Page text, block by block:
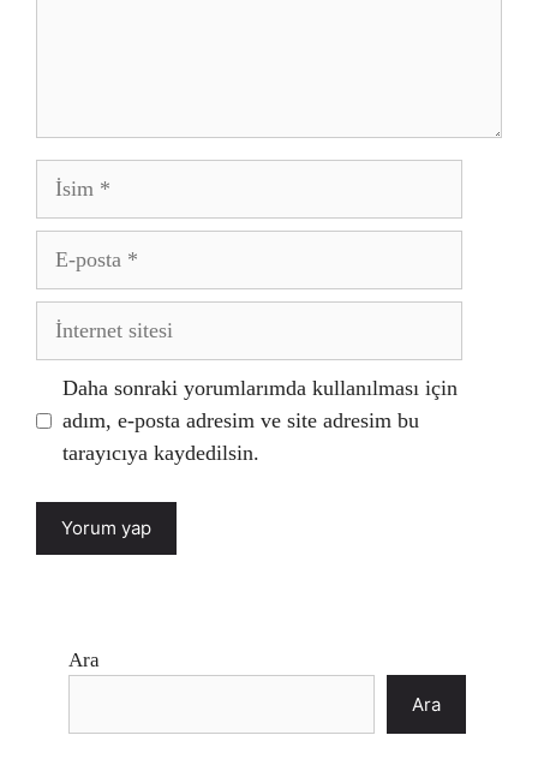
İsim
posta
İnternet
Daha sonraki yorumlarımda kullanılması için
adım, e-posta adresim ve site adresim bu
tarayıcıya kaydedilsin.
Ara
Ara